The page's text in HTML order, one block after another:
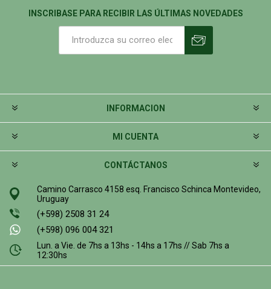
INSCRIBASE PARA RECIBIR LAS ÚLTIMAS NOVEDADES
INFORMACION
MI CUENTA
CONTÁCTANOS
Camino Carrasco 4158 esq. Francisco Schinca Montevideo,
Uruguay
(+598) 2508 31 24
(+598) 096 004 321
Lun. a Vie. de 7hs a 13hs - 14hs a 17hs // Sab 7hs a
12:30hs